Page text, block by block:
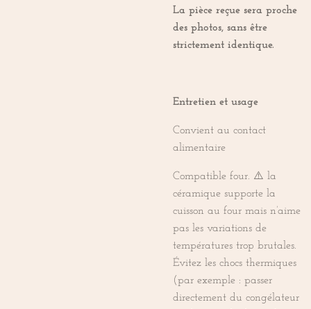
La pièce reçue sera proche
des photos, sans être
strictement identique.
Entretien et usage
Convient au contact
alimentaire
Compatible four. ⚠️ la
céramique supporte la
cuisson au four mais n’aime
pas les variations de
températures trop brutales.
Évitez les chocs thermiques
(par exemple : passer
directement du congélateur